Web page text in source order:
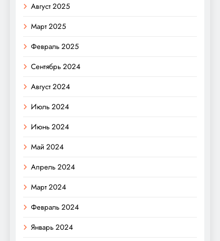
Август 2025
Март 2025
Февраль 2025
Сентябрь 2024
Август 2024
Июль 2024
Июнь 2024
Май 2024
Апрель 2024
Март 2024
Февраль 2024
Январь 2024